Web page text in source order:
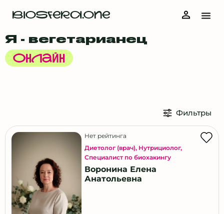
BIOSFERA.ONE
Я - вегетарианец
Онлайн
Нет
Город
Санкт-Петербург
Балашиха
Барнаул
Белград (Сербия)
Богородский городской округ
Фильтры
Нет рейтинга
Диетолог (врач), Нутрициолог,
Специалист по биохакингу
Воронина Елена
Анатольевна